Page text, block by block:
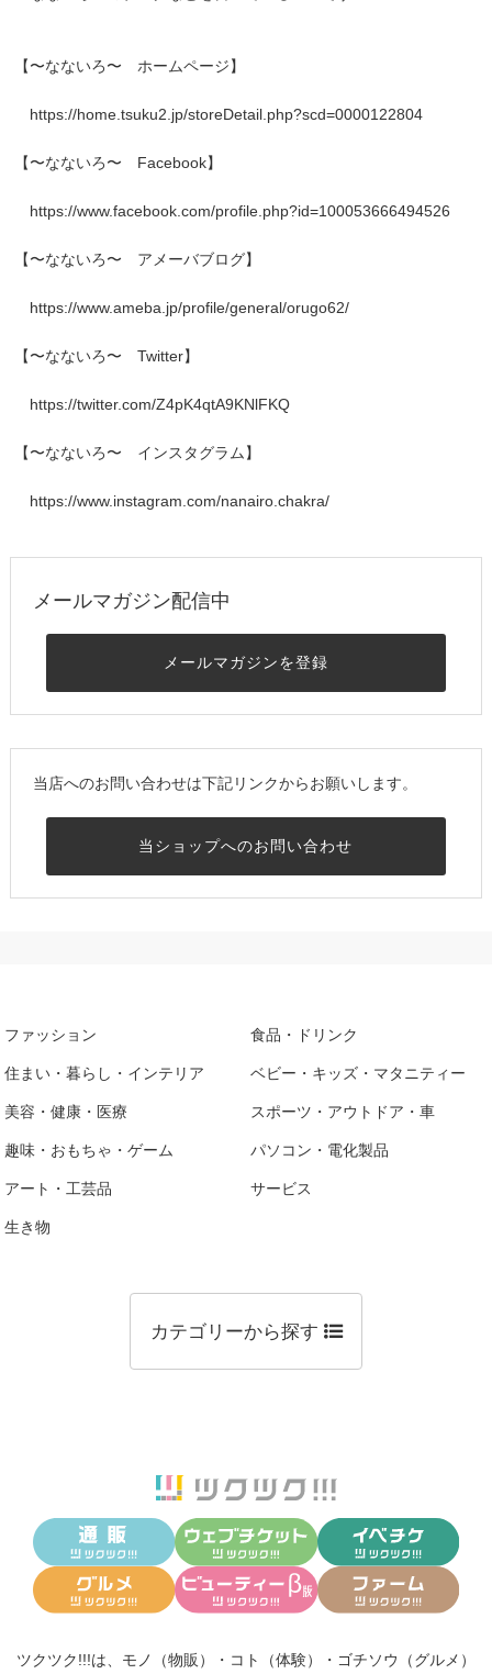
【〜なないろ〜 ホームページ】
https://home.tsuku2.jp/storeDetail.php?scd=0000122804
【〜なないろ〜 Facebook】
https://www.facebook.com/profile.php?id=100053666494526
【〜なないろ〜 アメーバブログ】
https://www.ameba.jp/profile/general/orugo62/
【〜なないろ〜 Twitter】
https://twitter.com/Z4pK4qtA9KNlFKQ
【〜なないろ〜 インスタグラム】
https://www.instagram.com/nanairo.chakra/
メールマガジン配信中
メールマガジンを登録
当店へのお問い合わせは下記リンクからお願いします。
当ショップへのお問い合わせ
ファッション 食品・ドリンク
住まい・暮らし・インテリア ベビー・キッズ・マタニティー
美容・健康・医療 スポーツ・アウトドア・車
趣味・おもちゃ・ゲーム パソコン・電化製品
アート・工芸品 サービス
生き物
カテゴリーから探す
ツクツク!!!は、 モノ（物販） ・ コト（体験） ・ ゴチソウ（グルメ）